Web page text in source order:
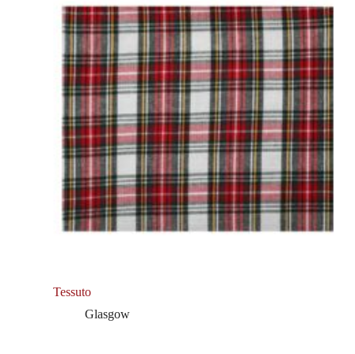
Tessuto
Glasgow